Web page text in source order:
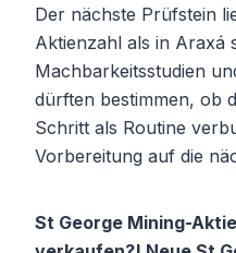
Der nächste Prüfstein
Aktienzahl als in Araxá
Machbarkeitsstudien
dürften bestimmen, ob
Schritt als Routine
Vorbereitung auf die
St George Mining-